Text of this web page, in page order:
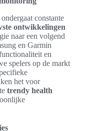
constante
ontwikkelingen
naar een volgend
en Garmin
en
spelers op de markt
het voor
trendy health